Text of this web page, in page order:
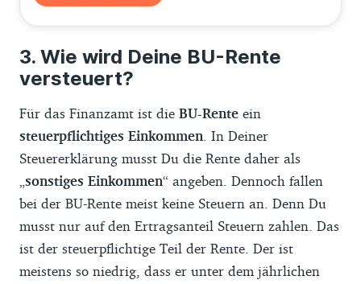
Wie wird Deine BU-Rente
versteuert?
Für das Finanzamt ist die BU-Rente ein
steuerpflichtiges Einkommen . In Deiner
Steuererklärung musst Du die Rente daher als
sonstiges Einkommen“ angeben. Dennoch fallen
bei der BU-Rente meist keine Steuern an. Denn Du
musst nur auf den Ertragsanteil Steuern zahlen. Das
ist der steuerpflichtige Teil der Rente. Der ist
meistens so niedrig, dass er unter dem jährlichen